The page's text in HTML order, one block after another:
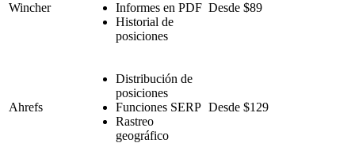
Wincher
Informes en PDF
Historial de
posiciones
Desde $89
Ahrefs
Distribución de
posiciones
Funciones SERP
Rastreo
geográfico
Desde $129